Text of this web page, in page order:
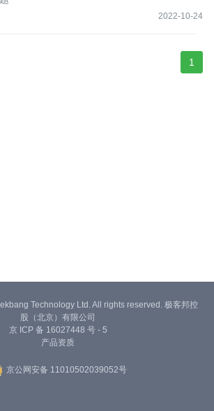
2022-10-24
1
Technology Ltd. All rights reserved. 极客邦控
股（北京）有限公司
京 ICP 备 16027448 号 - 5
产品资质
京公网安备 11010502039052号